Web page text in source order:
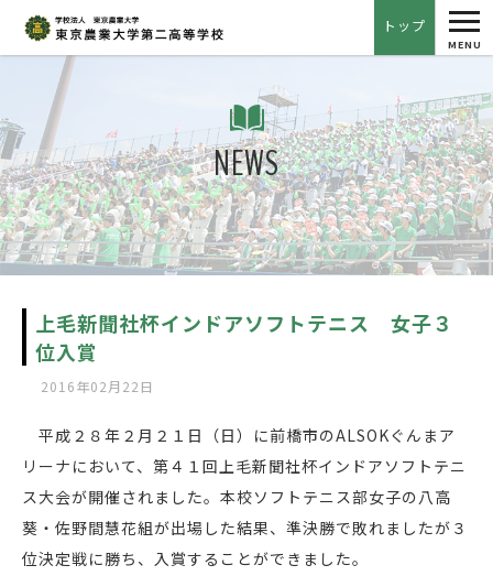
トップ
MENU
NEWS
上毛新聞社杯インドアソフトテニス 女子３
位入賞
2016年02月22日
平成２８年２月２１日（日）に前橋市のALSOKぐんまア
リーナにおいて、第４１回上毛新聞社杯インドアソフトテニ
ス大会が開催されました。本校ソフトテニス部女子の八高
葵・佐野間慧花組が出場した結果、準決勝で敗れましたが３
位決定戦に勝ち、入賞することができました。